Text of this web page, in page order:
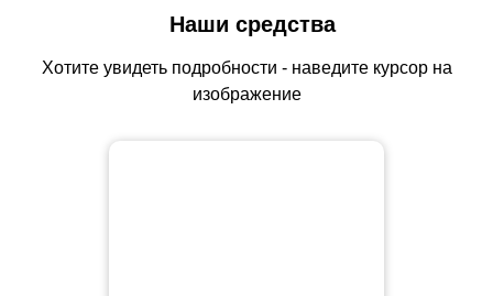
Наши средства
Хотите увидеть подробности - наведите курсор на
изображение